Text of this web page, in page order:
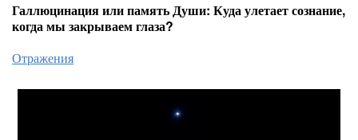
Галлюцинация или память Души: Куда улетает сознание,
когда мы закрываем глаза?
Отражения